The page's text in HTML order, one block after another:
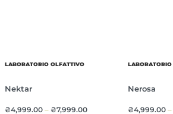
LABORATORIO OLFATTIVO
Nektar
₴4,999.00– ₴7,999.00
Nerosa
₴4,999.00 –